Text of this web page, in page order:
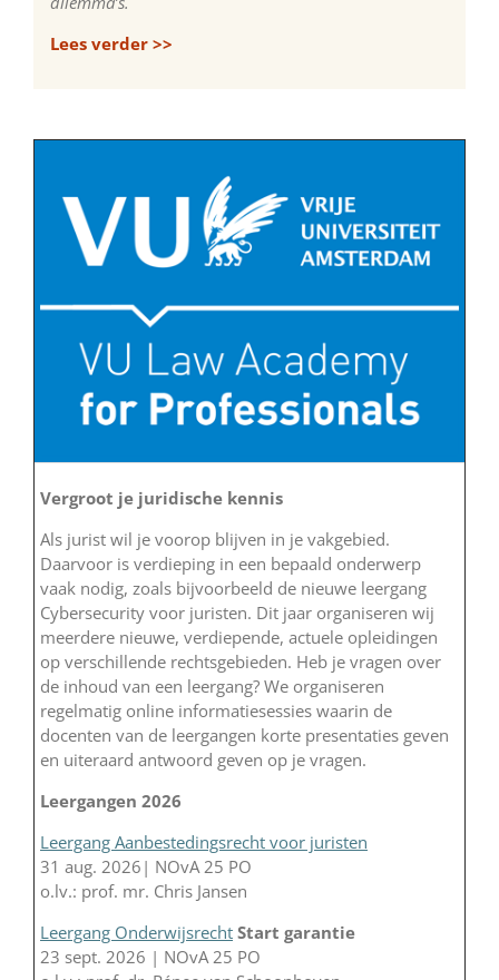
Lees verder >>
Vergroot je juridische kennis
Als jurist wil je voorop blijven in je vakgebied.
Daarvoor is verdieping in een bepaald onderwerp
vaak nodig, zoals bijvoorbeeld de nieuwe leergang
Cybersecurity voor juristen. Dit jaar organiseren wij
meerdere nieuwe, verdiepende, actuele opleidingen
op verschillende rechtsgebieden. Heb je vragen over
de inhoud van een leergang? We organiseren
regelmatig online informatiesessies waarin de
docenten van de leergangen korte presentaties geven
en uiteraard antwoord geven op je vragen.
Leergangen 2026
Leergang Aanbestedingsrecht voor juristen
31 aug. 2026| NOvA 25 PO
o.lv.: prof. mr. Chris Jansen
Leergang Onderwijsrecht Start garantie
23 sept. 2026 | NOvA 25 PO